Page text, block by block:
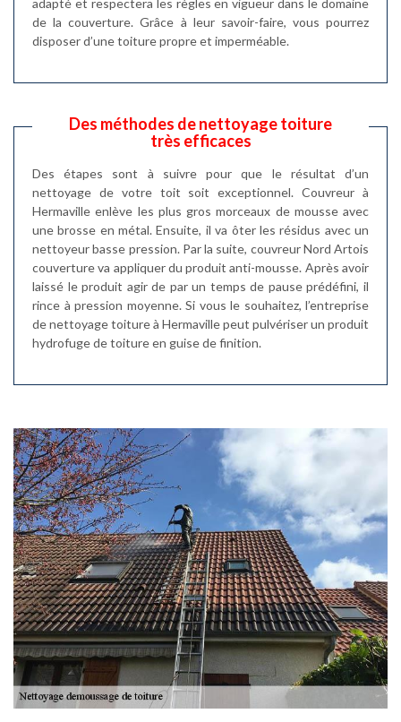
de la couverture. Grâce à leur savoir-faire, vous pourrez
disposer d’une toiture propre et imperméable.
Des méthodes de nettoyage toiture
très efficaces
Des étapes sont à suivre pour que le résultat d’un
nettoyage de votre toit soit exceptionnel. Couvreur à
Hermaville enlève les plus gros morceaux de mousse avec
une brosse en métal. Ensuite, il va ôter les résidus avec un
nettoyeur basse pression. Par la suite, couvreur Nord Artois
couverture va appliquer du produit anti-mousse. Après avoir
laissé le produit agir de par un temps de pause prédéfini, il
rince à pression moyenne. Si vous le souhaitez, l’entreprise
de nettoyage toiture à Hermaville peut pulvériser un produit
hydrofuge de toiture en guise de finition.